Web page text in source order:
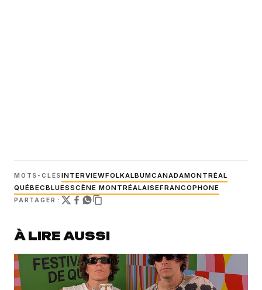
MOTS-CLÉSINTERVIEWFOLKALBUMCANADAMONTRÉAL
QUÉBECBLUESSCÈNE MONTRÉALAISEFRANCOPHONE
PARTAGER :
À LIRE AUSSI